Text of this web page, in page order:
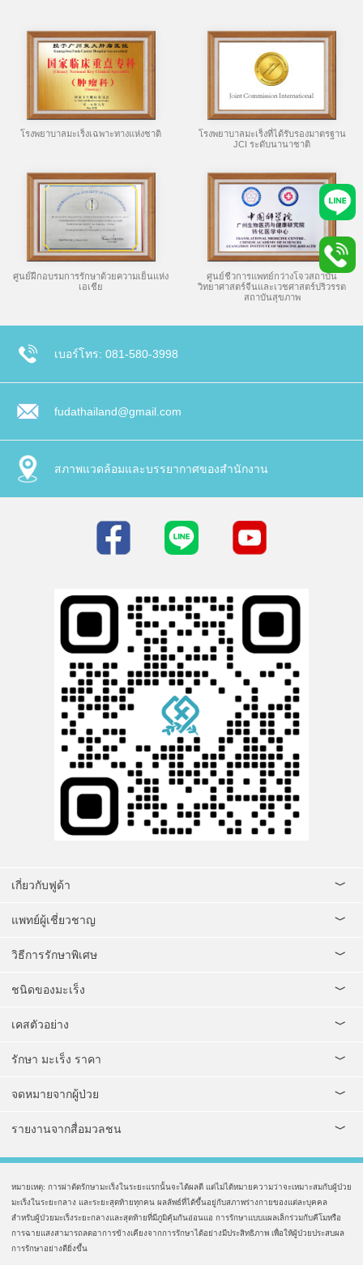
โรงพยาบาลมะเร็งเฉพาะทางแห่งชาติ
โรงพยาบาลมะเร็งที่ได้รับรองมาตรฐาน
JCI ระดับนานาชาติ
ศูนย์ฝึกอบรมการรักษาด้วยความเย็นแห่ง
เอเชีย
ศูนย์ชีวการแพทย์กว่างโจวสถาบัน
วิทยาศาสตร์จีนและเวชศาสตร์ปริวรรต
สถาบันสุขภาพ
เบอร์โทร: 081-580-3998
fudathailand@gmail.com
สภาพแวดล้อมและบรรยากาศของสำนักงาน
เกี่ยวกับฟูด้า
แพทย์ผู้เชี่ยวชาญ
วิธีการรักษาพิเศษ
ชนิดของมะเร็ง
เคสตัวอย่าง
รักษา มะเร็ง ราคา
จดหมายจากผู้ป่วย
รายงานจากสื่อมวลชน
หมายเหตุ: การผ่าตัดรักษามะเร็งในระยะแรกนั้นจะได้ผลดี แต่ไม่ได้หมายความว่าจะเหมาะสมกับผู้ป่วย
มะเร็งในระยะกลาง และระยะสุดท้ายทุกคน ผลลัพธ์ที่ได้ขึ้นอยู่กับสภาพร่างกายของแต่ละบุคคล
สำหรับผู้ป่วยมะเร็งระยะกลางและสุดท้ายที่มีภูมิคุ้มกันอ่อนแอ การรักษาแบบแผลเล็กร่วมกับคีโมหรือ
การฉายแสงสามารถลดอาการข้างเคียงจากการรักษาได้อย่างมีประสิทธิภาพ เพื่อให้ผู้ป่วยประสบผล
การรักษาอย่างดียิ่งขึ้น